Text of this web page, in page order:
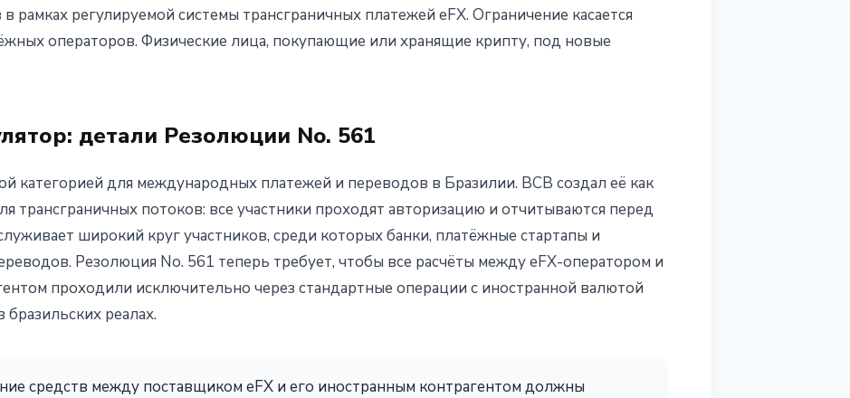
стейблкоины в
трансграничных платежах
рамках регулируемой системы трансграничных платежей eFX. Ограничение касается
операторов. Физические лица, покупающие или хранящие крипту, под новые
детали Резолюции No. 561
категорией для международных платежей и переводов в Бразилии. BCB создал её как
трансграничных потоков: все участники проходят авторизацию и отчитываются перед
широкий круг участников, среди которых банки, платёжные стартапы и
Резолюция No. 561 теперь требует, чтобы все расчёты между eFX-оператором и
проходили исключительно через стандартные операции с иностранной валютой
реалах.
средств между поставщиком eFX и его иностранным контрагентом должны